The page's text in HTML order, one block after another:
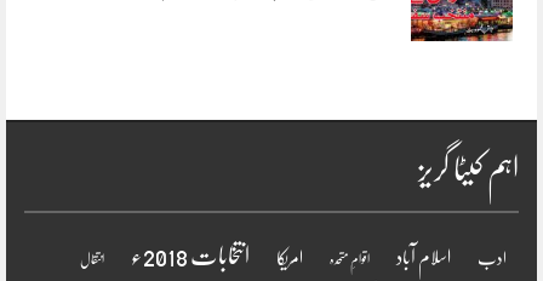
اہم کیٹا گریز
ادب اسلام آباد اقوامِ متحدہ امریکا انتخابات 2018ء انتقال